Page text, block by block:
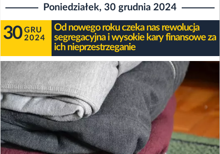
Poniedziałek, 30 grudnia 2024
30 GRU
2024
Od nowego roku czeka nas rewolucja
segregacyjna i wysokie kary finansowe za
ich nieprzestrzeganie